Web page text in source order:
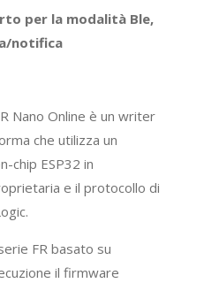
per la modalità Ble,
notifica
Nano Online è un writer
che utilizza un
chip ESP32 in
e il protocollo di
FR basato su
il firmware